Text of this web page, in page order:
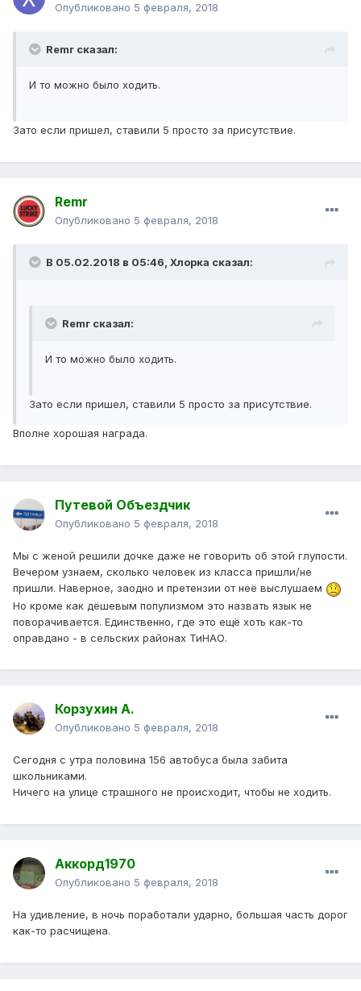
Опубликовано 5 февраля, 2018
Remr сказал:
И то можно было ходить.
Зато если пришел, ставили 5 просто за присутствие.
Remr
Опубликовано 5 февраля, 2018
В 05.02.2018 в 05:46, Хлорка сказал:
Remr сказал:
И то можно было ходить.
Зато если пришел, ставили 5 просто за присутствие.
Вполне хорошая награда.
Путевой Объездчик
Опубликовано 5 февраля, 2018
Мы с женой решили дочке даже не говорить об этой глупости.
Вечером узнаем, сколько человек из класса пришли/не
пришли. Наверное, заодно и претензии от неё выслушаем
Но кроме как дёшевым популизмом это назвать язык не
поворачивается. Единственно, где это ещё хоть как-то
оправдано - в сельских районах ТиНАО.
Корзухин А.
Опубликовано 5 февраля, 2018
Сегодня с утра половина 156 автобуса была забита
школьниками.
Ничего на улице страшного не происходит, чтобы не ходить.
Аккорд1970
Опубликовано 5 февраля, 2018
На удивление, в ночь поработали ударно, большая часть дорог
как-то расчищена.